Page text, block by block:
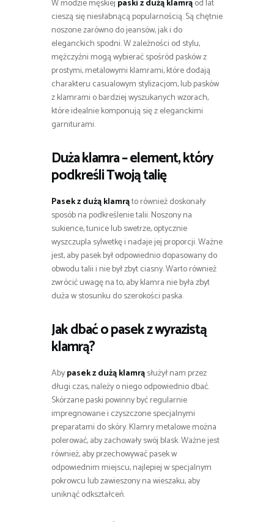
W modzie męskiej paski z dużą klamrąod lat
cieszą się niesłabnącą popularnością. Są chętnie
noszone zarówno do jeansów, jak i do
eleganckich spodni. W zależności od stylu,
mężczyźni mogą wybierać spośród pasków z
prostymi, metalowymi klamrami, które dodają
charakteru casualowym stylizacjom, lub pasków
z klamrami o bardziej wyszukanych wzorach,
które idealnie komponują się z eleganckimi
garniturami.
Duża klamra – element, który
podkreśli Twoją talię
Pasek z dużą klamrąto również doskonały
sposób na podkreślenie talii. Noszony na
sukience, tunice lub swetrze, optycznie
wyszczupla sylwetkę i nadaje jej proporcji. Ważne
jest, aby pasek był odpowiednio dopasowany do
obwodu talii i nie był zbyt ciasny. Warto również
zwrócić uwagę na to, aby klamra nie była zbyt
duża w stosunku do szerokości paska.
Jak dbać o pasek z wyrazistą
klamrą?
Abypasek z dużą klamrąsłużył nam przez
długi czas, należy o niego odpowiednio dbać.
Skórzane paski powinny być regularnie
impregnowane i czyszczone specjalnymi
preparatami do skóry. Klamry metalowe można
polerować, aby zachowały swój blask. Ważne jest
również, aby przechowywać pasek w
odpowiednim miejscu, najlepiej w specjalnym
pokrowcu lub zawieszony na wieszaku, aby
uniknąć odkształceń.